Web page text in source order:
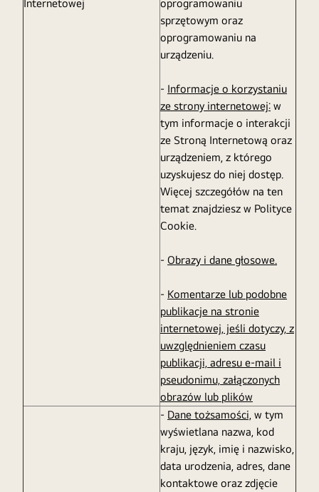
Internetowej
oprogramowaniu
sprzętowym oraz
oprogramowaniu na
urządzeniu.
- Informacje o korzystaniu
ze strony internetowej: w
tym informacje o interakcji
ze Stroną Internetową oraz
urządzeniem, z którego
uzyskujesz do niej dostęp.
Więcej szczegółów na ten
temat znajdziesz w Polityce
Cookie.
- Obrazy i dane głosowe.
- Komentarze lub podobne
publikacje na stronie
internetowej, jeśli dotyczy, z
uwzględnieniem czasu
publikacji, adresu e-mail i
pseudonimu, załączonych
obrazów lub plików
- Dane tożsamości, w tym
wyświetlana nazwa, kod
kraju, język, imię i nazwisko,
data urodzenia, adres, dane
kontaktowe oraz zdjęcie